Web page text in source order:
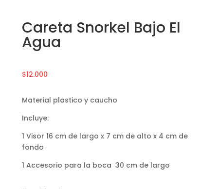
Careta Snorkel Bajo El
Agua
$12.000
Material plastico y caucho
Incluye:
1 Visor 16 cm de largo x 7 cm de alto x 4 cm de
fondo
1 Accesorio para la boca 30 cm de largo